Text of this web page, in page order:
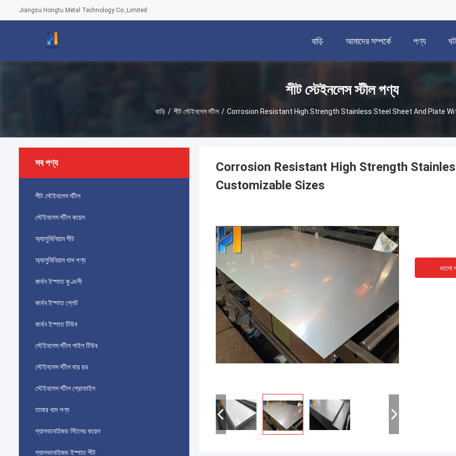
Jiangsu Hongtu Metal Technology Co.,Limited
বাড়ি আমাদের সম্পর্কে পণ্য
শীট স্টেইনলেস স্টীল পণ্য
বাড়ি / শীট স্টেইনলেস স্টীল / Corrosion Resistant High Strength Stainless Steel Sheet And Plate
সব পণ্য
শীট স্টেইনলেস স্টীল
স্টেইনলেস স্টীল কয়েল
অ্যালুমিনিয়াম শীট
অ্যালুমিনিয়াম খাদ পণ্য
কার্বন ইস্পাত কুণ্ডলী
কার্বন ইস্পাত প্লেট
কার্বন ইস্পাত টিউব
স্টেইনলেস স্টীল পাইপ টিউব
স্টেইনলেস স্টীল বার রড
স্টেইনলেস স্টীল প্রোফাইল
তামার খাদ পণ্য
গ্যালভানাইজড স্টিলের কয়েল
গ্যালভানাইজড ইস্পাত শীট
Corrosion Resistant High Strength
Customizable Sizes
ভালো